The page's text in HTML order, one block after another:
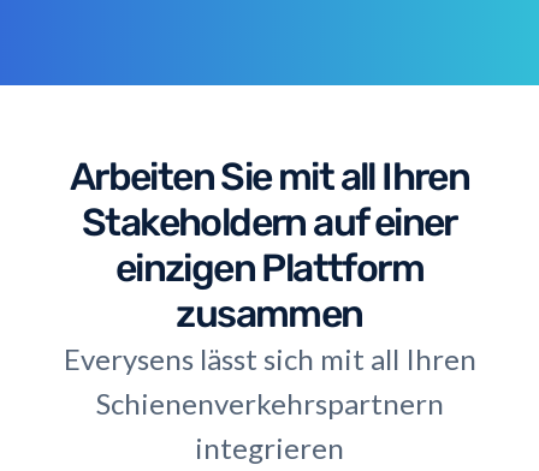
Arbeiten Sie mit all Ihren
Stakeholdern auf einer
einzigen Plattform
zusammen
Everysens lässt sich mit all Ihren
Schienenverkehrspartnern
integrieren